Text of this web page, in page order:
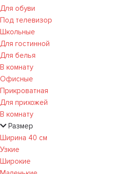
Для обуви
Под телевизор
Школьные
Для гостинной
Для белья
В комнату
Офисные
Прикроватная
Для прихожей
В комнату
Размер
Ширина 40 см
Узкие
Широкие